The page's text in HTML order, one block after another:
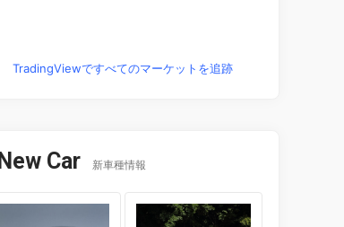
TradingViewですべてのマーケットを追跡
New Car 新車種情報